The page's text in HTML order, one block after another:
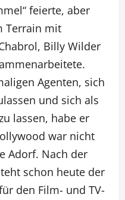
feierte, aber
Terrain mit
Billy Wilder
Agenten, sich
und sich als
lassen, habe er
war nicht
Adorf. Nach der
schon heute der
den Film- und TV-